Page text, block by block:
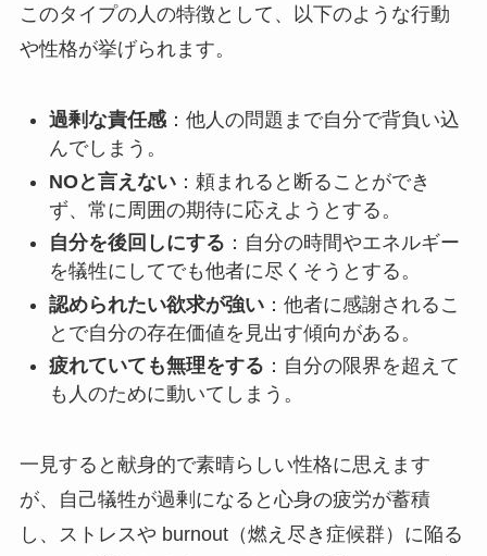
このタイプの人の特徴として、以下のような行動
や性格が挙げられます。
過剰な責任感：他人の問題まで自分で背負い込
んでしまう。
NOと言えない：頼まれると断ることができ
ず、常に周囲の期待に応えようとする。
自分を後回しにする ：自分の時間やエネルギー
を犠牲にしてでも他者に尽くそうとする。
認められたい欲求が強い：他者に感謝されるこ
とで自分の存在価値を見出す傾向がある。
疲れていても無理をする ：自分の限界を超えて
も人のために動いてしまう。
一見すると献身的で素晴らしい性格に思えます
が、自己犠牲が過剰になると心身の疲労が蓄積
し、ストレスや burnout（燃え尽き症候群）に陥る